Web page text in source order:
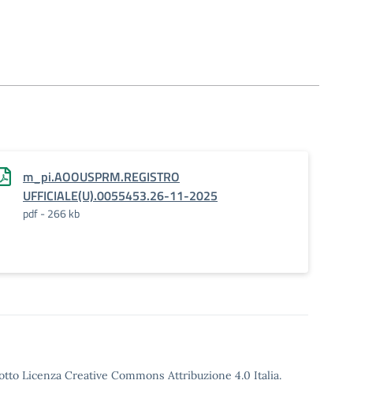
m_pi.AOOUSPRM.REGISTRO
UFFICIALE(U).0055453.26-11-2025
pdf - 266 kb
Licenza Creative Commons Attribuzione 4.0 Italia.